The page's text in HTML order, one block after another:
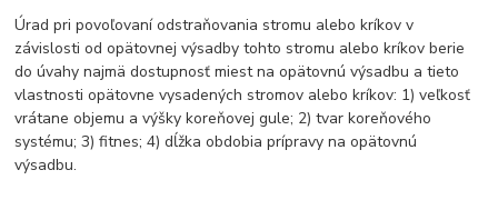
Úrad pri povoľovaní odstraňovania stromu alebo kríkov v
závislosti od opätovnej výsadby tohto stromu alebo kríkov berie
do úvahy najmä dostupnosť miest na opätovnú výsadbu a tieto
vlastnosti opätovne vysadených stromov alebo kríkov: 1) veľkosť
vrátane objemu a výšky koreňovej gule; 2) tvar koreňového
systému; 3) fitnes; 4) dĺžka obdobia prípravy na opätovnú
výsadbu.